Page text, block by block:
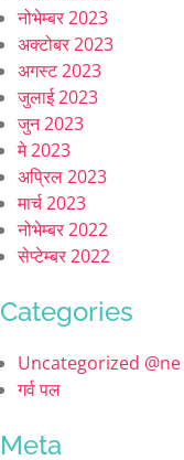
नोभेम्बर 2023
अक्टोबर 2023
अगस्ट 2023
जुलाई 2023
जुन 2023
मे 2023
अप्रिल 2023
मार्च 2023
नोभेम्बर 2022
सेप्टेम्बर 2022
Categories
Uncategorized @ne
गर्व पल
Meta